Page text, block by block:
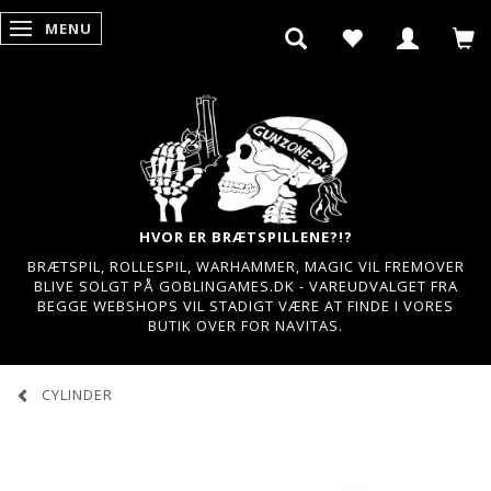
SKIFTE NAVIGATION
MENU
HVOR ER BRÆTSPILLENE?!?
BRÆTSPIL, ROLLESPIL, WARHAMMER, MAGIC VIL FREMOVER
BLIVE SOLGT PÅ GOBLINGAMES.DK - VAREUDVALGET FRA
BEGGE WEBSHOPS VIL STADIGT VÆRE AT FINDE I VORES
BUTIK OVER FOR NAVITAS.
CYLINDER